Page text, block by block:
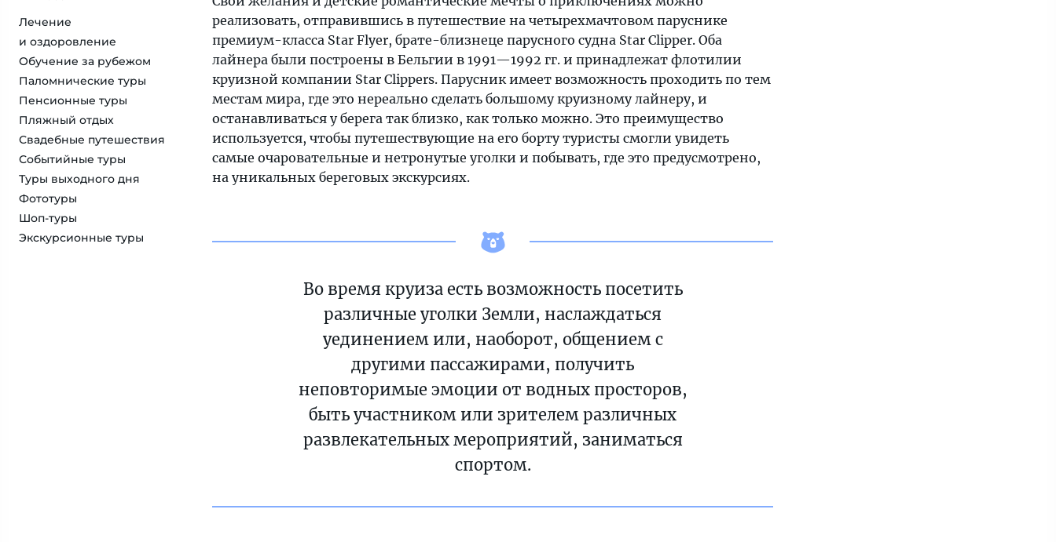
Лечение
и оздоровление
Обучение за рубежом
Паломнические туры
Пенсионные туры
Пляжный отдых
Свадебные путешествия
Событийные туры
Туры выходного дня
Фототуры
Шоп-туры
Экскурсионные туры
реализовать, отправившись в путешествие на четырехмачтовом паруснике
премиум-класса Star Flyer, брате-близнеце парусного судна Star Clipper. Оба
лайнера были построены в Бельгии в 1991—1992 гг. и принадлежат флотилии
круизной компании Star Clippers. Парусник имеет возможность проходить по тем
местам мира, где это нереально сделать большому круизному лайнеру, и
останавливаться у берега так близко, как только можно. Это преимущество
используется, чтобы путешествующие на его борту туристы смогли увидеть
самые очаровательные и нетронутые уголки и побывать, где это предусмотрено,
на уникальных береговых экскурсиях.
Во время круиза есть возможность посетить
различные уголки Земли, наслаждаться
уединением или, наоборот, общением с
другими пассажирами, получить
неповторимые эмоции от водных просторов,
быть участником или зрителем различных
развлекательных мероприятий, заниматься
спортом.